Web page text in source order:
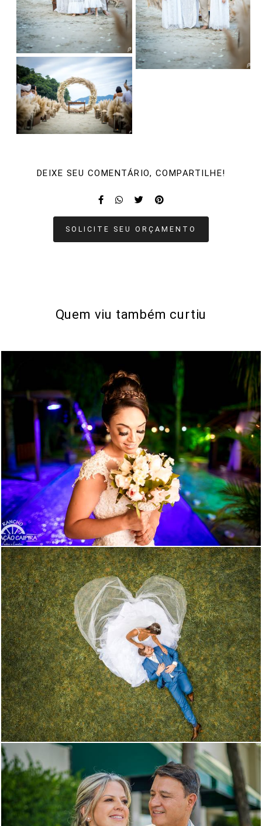
DEIXE SEU COMENTÁRIO, COMPARTILHE!
SOLICITE SEU ORÇAMENTO
Quem viu também curtiu
2176 38
1419 0